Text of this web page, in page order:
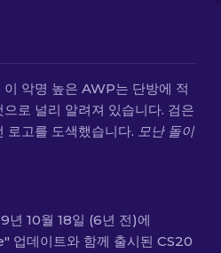
악명 높은 AWP는 단방에 적
로 널리 알려져 있습니다. 검은
로고를 도색했습니다. 모난 돌이
10월 18일 (6년 전)에
데이트와 함께 출시된 CS20